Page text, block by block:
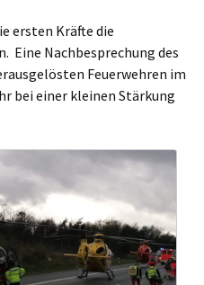
ersten Kräfte die
Eine Nachbesprechung des
Feuerwehren im
bei einer kleinen Stärkung